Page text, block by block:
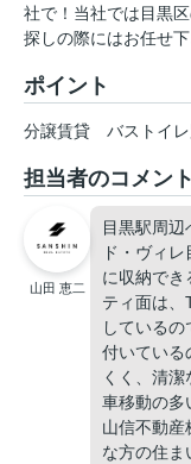
社で！当社では目黒
探しの際にはお任せ下
ポイント
分譲賃貸 バストイレ
担当者のコメント
山田 恵二
目黒駅周辺
ド・ヴィ
に収納でき
ティ面は、
している
付いている
くく、清
車移動の多
山信不動産
な方の住ま